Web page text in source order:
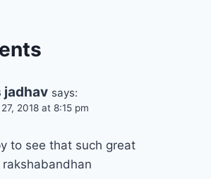
jadhav says:
2018 at 8:15 pm
to see that such great